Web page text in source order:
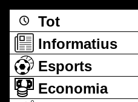
Tot
Informatius
Esports
Economia